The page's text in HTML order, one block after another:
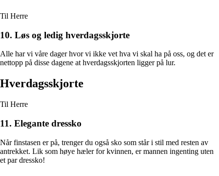
Til Herre
10. Løs og ledig hverdagsskjorte
Alle har vi våre dager hvor vi ikke vet hva vi skal ha på oss, og det er
nettopp på disse dagene at hverdagsskjorten ligger på lur.
Hverdagsskjorte
Til Herre
11. Elegante dressko
Når finstasen er på, trenger du også sko som står i stil med resten av
antrekket. Lik som høye hæler for kvinnen, er mannen ingenting uten
et par dressko!